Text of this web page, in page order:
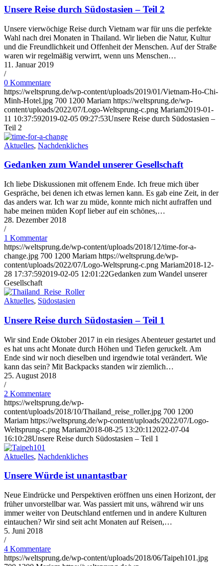
Unsere Reise durch Südostasien – Teil 2
Unsere vierwöchige Reise durch Vietnam war für uns die perfekte
Wahl nach drei Monaten in Thailand. Wir lieben die Natur, Kultur
und die Freundlichkeit und Offenheit der Menschen. Auf der Straße
waren wir regelmäßig verwirrt, wenn uns Menschen…
11. Januar 2019
/
0 Kommentare
https://weltsprung.de/wp-content/uploads/2019/01/Vietnam-Ho-Chi-
Minh-Hotel.jpg 700 1200 Mariam https://weltsprung.de/wp-
content/uploads/2022/07/Logo-Weltsprung-c.png Mariam2019-01-
11 10:37:592019-02-05 09:27:53Unsere Reise durch Südostasien –
Teil 2
Aktuelles, Nachdenkliches
Gedanken zum Wandel unserer Gesellschaft
Ich liebe Diskussionen mit offenem Ende. Ich freue mich über
Gespräche, bei denen ich etwas lernen kann. Es gab eine Zeit, in der
das anders war. Ich war zu müde, konnte mich nicht aufraffen und
habe meinen müden Kopf lieber auf ein schönes,…
28. Dezember 2018
/
1 Kommentar
https://weltsprung.de/wp-content/uploads/2018/12/time-for-a-
change.jpg 700 1200 Mariam https://weltsprung.de/wp-
content/uploads/2022/07/Logo-Weltsprung-c.png Mariam2018-12-
28 17:37:592019-02-05 12:01:22Gedanken zum Wandel unserer
Gesellschaft
Aktuelles, Südostasien
Unsere Reise durch Südostasien – Teil 1
Wir sind Ende Oktober 2017 in ein riesiges Abenteuer gestartet und
es hat uns acht Monate durch Höhen und Tiefen geruckelt. Am
Ende sind wir noch dieselben und irgendwie total verändert. Wie
kann das sein? Mit Backpacks standen wir ziemlich…
25. August 2018
/
2 Kommentare
https://weltsprung.de/wp-
content/uploads/2018/10/Thailand_reise_roller.jpg 700 1200
Mariam https://weltsprung.de/wp-content/uploads/2022/07/Logo-
Weltsprung-c.png Mariam2018-08-25 13:20:11 2022-07-04
16:10:28Unsere Reise durch Südostasien – Teil 1
Aktuelles, Nachdenkliches
Unsere Würde ist unantastbar
Neue Eindrücke und Perspektiven eröffnen uns einen Horizont, der
früher unvorstellbar war. Was passiert mit uns, während wir uns
immer weiter von Deutschland entfernen und in andere Kulturen
eintauchen? Wir sind seit acht Monaten auf Reisen,…
5. Juni 2018
/
4 Kommentare
https://weltsprung.de/wp-content/uploads/2018/06/Taipeh101.jpg